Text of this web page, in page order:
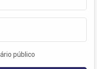
público